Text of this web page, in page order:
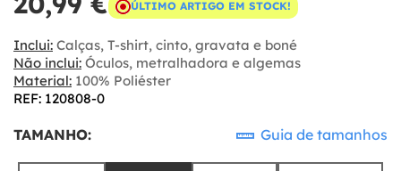
ÚLTIMO ARTIGO EM STOCK!
Inclui: Calças, T-shirt, cinto, gravata e boné
Não inclui: Óculos, metralhadora e algemas
Material: 100% Poliéster
REF: 120808-0
TAMANHO: Guia de tamanhos